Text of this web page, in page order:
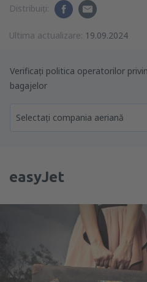
Distribuiți:
Ultima actualizare: 19.09.2024
Verificați politica operatorilor
bagajelor
Selectați compania aeriană
easyJet